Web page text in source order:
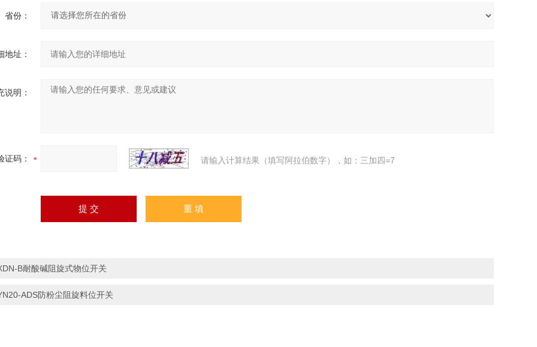
省份：
地址：
说明：
证码： 请输入计算结果（填写阿拉伯数字），如：三加四=7
B耐酸碱阻旋式物位开关
ADS防粉尘阻旋料位开关